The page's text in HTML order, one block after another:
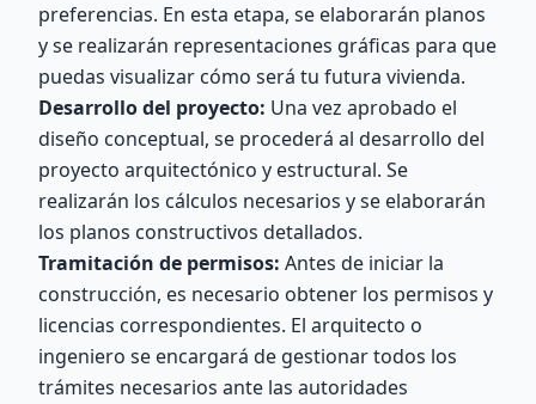
preferencias. En esta etapa, se elaborarán planos
y se realizarán representaciones gráficas para que
puedas visualizar cómo será tu futura vivienda.
Desarrollo del proyecto: Una vez aprobado el
diseño conceptual, se procederá al desarrollo del
proyecto arquitectónico y estructural. Se
realizarán los cálculos necesarios y se elaborarán
los planos constructivos detallados.
Tramitación de permisos: Antes de iniciar la
construcción, es necesario obtener los permisos y
licencias correspondientes. El arquitecto o
ingeniero se encargará de gestionar todos los
trámites necesarios ante las autoridades